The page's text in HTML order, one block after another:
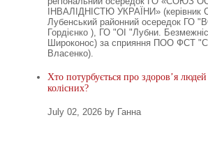
ІНВАЛІДНІСТЮ УКРАЇНИ» (керівник
Лубенський районний осередок ГО
Гордієнко ), ГО "ОІ "Лубни.
Широконос) за сприяння ПОО ФСТ
Власенко).
Хто потурбується про здоров’я людей
колісних?
July 02, 2026 by Ганна